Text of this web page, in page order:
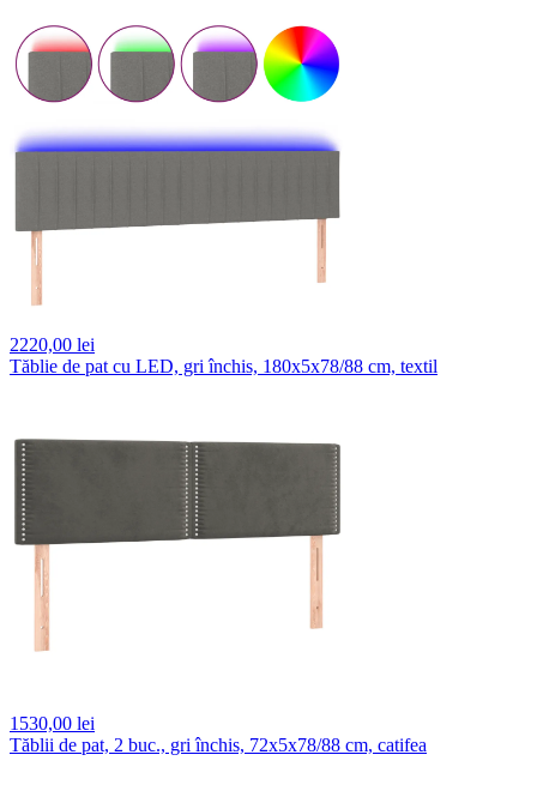
2220,00 lei
Tăblie de pat cu LED, gri închis, 180x5x78/88 cm, textil
1530,00 lei
Tăblii de pat, 2 buc., gri închis, 72x5x78/88 cm, catifea